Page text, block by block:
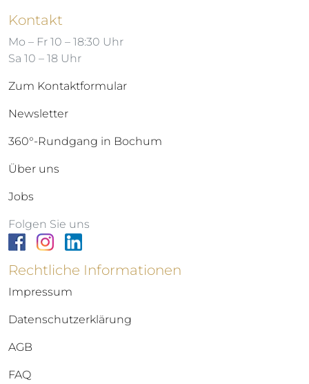
Kontakt
Mo – Fr 10 – 18:30 Uhr
Sa 10 – 18 Uhr
Zum Kontaktformular
Newsletter
360°-Rundgang in Bochum
Über uns
Jobs
Folgen Sie uns
Rechtliche Informationen
Impressum
Datenschutzerklärung
AGB
FAQ